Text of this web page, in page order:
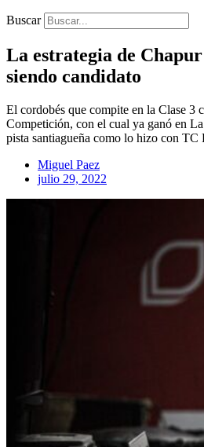
Buscar
La estrategia de
siendo candidato
El cordobés que compite en la Clase 3
Competición, con el cual ya ganó en
pista santiagueña como lo hizo con TC
Miguel Paez
julio 29, 2022